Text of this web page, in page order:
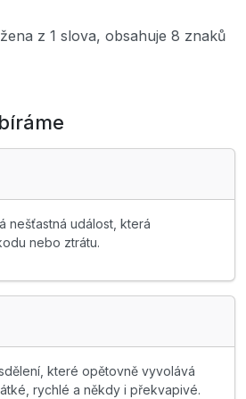
z 1 slova, obsahuje 8 znaků
nešťastná událost, která
nebo ztrátu.
které opětovně vyvolává
rychlé a někdy i překvapivé.